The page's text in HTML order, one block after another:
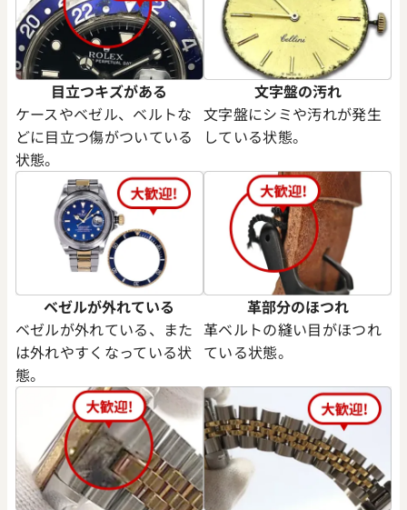
格
点の参考買取価格です
参考買取価格
10,210,000円
※2026年5月時点の参考買取
目立つキズがある
ケースやベゼル、ベルトな
どに目立つ傷がついている
状態。
文字盤の汚れ
文字盤にシミや汚れが発生
している状態。
ベゼルが外れている
ベゼルが外れている、また
は外れやすくなっている状
態。
革部分のほつれ
革ベルトの縫い目がほつれ
ている状態。